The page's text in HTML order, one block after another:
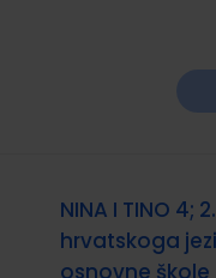
NINA I TINO 4;
hrvatskoga
osnovne škole